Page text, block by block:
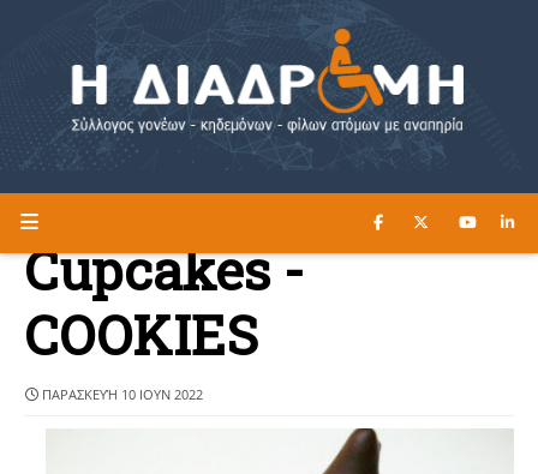
Η ΔΙΑΔΡΟΜΗ ΔΙΑΒΑΣΤΕ ΕΔΩ ►
Cupcakes -
COOKIES
ΠΑΡΑΣΚΕΥΉ 10 ΙΟΥΝ 2022